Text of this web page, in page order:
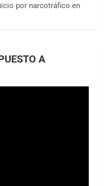
por narcotráfico en
A